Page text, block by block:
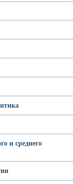
и среднего